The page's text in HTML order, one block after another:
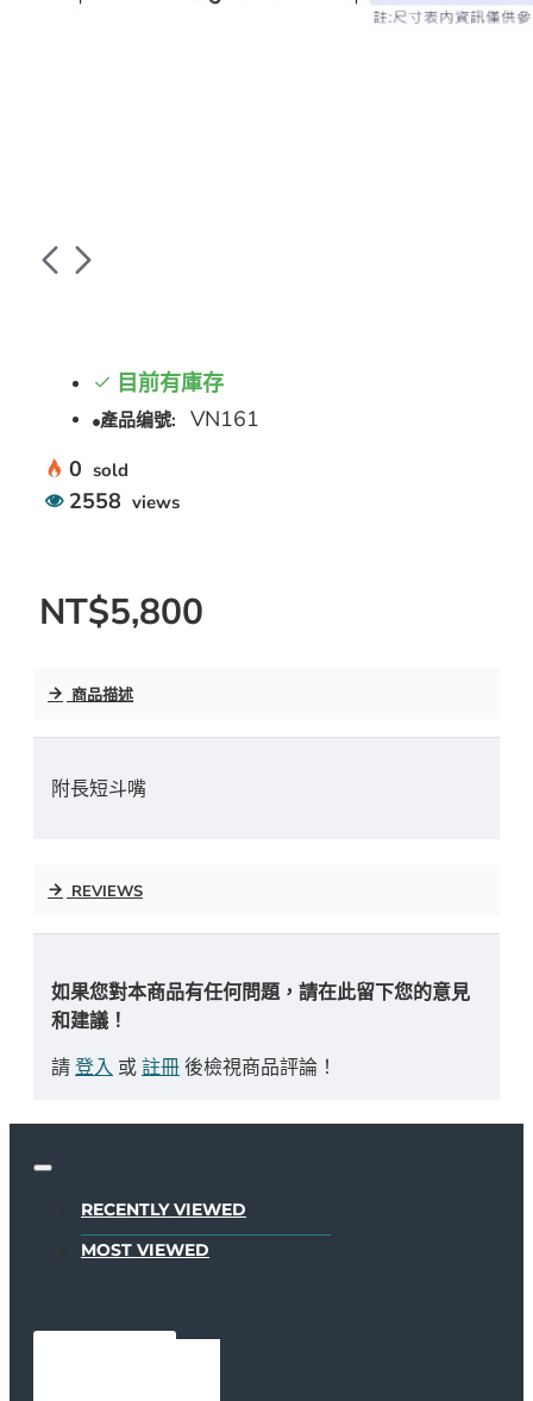
目前有庫存
產品编號:
VN161
0 sold
2558 views
NT$5,800
商品描述
附長短斗嘴
REVIEWS
如果您對本商品有任何問題，請在此留下您的意見
和建議！
請登入 或註冊後檢視商品評論！
RECENTLY VIEWED
MOST VIEWED